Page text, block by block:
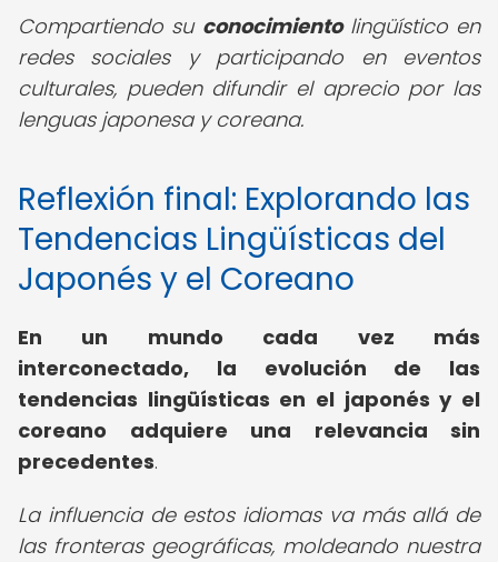
Compartiendo su conocimientolingüístico en
redes sociales y participando en eventos
culturales, pueden difundir el aprecio por las
lenguas japonesa y coreana.
Reflexión final: Explorando las
Tendencias Lingüísticas del
Japonés y el Coreano
En un mundo cada vez más
interconectado, la evolución de las
tendencias lingüísticas en el japonés y el
coreano adquiere una relevancia sin
precedentes.
La influencia de estos idiomas va más allá de
las fronteras geográficas, moldeando nuestra